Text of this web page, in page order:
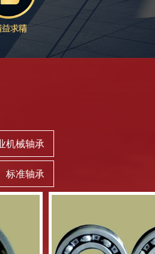
机械轴承
标准轴承